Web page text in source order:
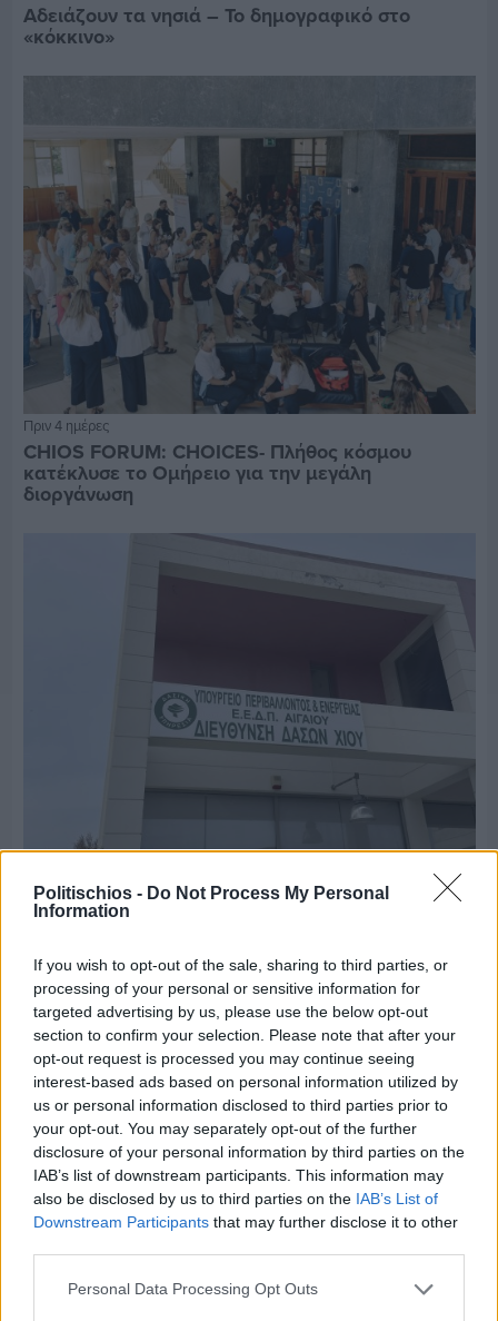
Politischios - Do Not Process My Personal
Information
If you wish to opt-out of the sale, sharing to third parties, or
processing of your personal or sensitive information for
targeted advertising by us, please use the below opt-out
section to confirm your selection. Please note that after your
opt-out request is processed you may continue seeing
interest-based ads based on personal information utilized by
us or personal information disclosed to third parties prior to
your opt-out. You may separately opt-out of the further
disclosure of your personal information by third parties on the
IAB’s list of downstream participants. This information may
also be disclosed by us to third parties on the IAB’s List of
Downstream Participants that may further disclose it to other
Personal Data Processing Opt Outs
Αδειάζουν τα νησιά – Το δημογραφικό στο
«κόκκινο»
Πριν 4 ημέρες
CHIOS FORUM: CHOICES- Πλήθος κόσμου
κατέκλυσε το Ομήρειο για την μεγάλη
διοργάνωση
Πριν 4 ημέρες
Οδηγοί Δασικών Υπηρεσιών: Ζητούν ένταξη στο